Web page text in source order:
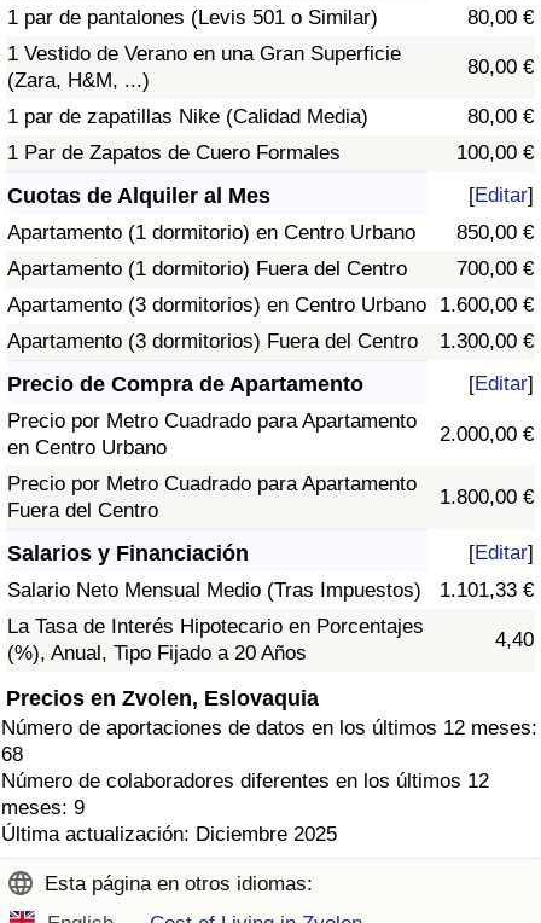
1 par de pantalones (Levis 501 o Similar)
80,00 €
1 Vestido de Verano en una Gran Superficie
(Zara, H&M, ...)
80,00 €
1 par de zapatillas Nike (Calidad Media)
80,00 €
1 Par de Zapatos de Cuero Formales
100,00 €
Cuotas de Alquiler al Mes [Editar]
Apartamento (1 dormitorio) en Centro Urbano
850,00 €
Apartamento (1 dormitorio) Fuera del Centro
700,00 €
Apartamento (3 dormitorios) en Centro Urbano
1.600,00 €
Apartamento (3 dormitorios) Fuera del Centro
1.300,00 €
Precio de Compra de Apartamento [Editar]
Precio por Metro Cuadrado para Apartamento
en Centro Urbano
2.000,00 €
Precio por Metro Cuadrado para Apartamento
Fuera del Centro
1.800,00 €
Salarios y Financiación [Editar]
Salario Neto Mensual Medio (Tras Impuestos)
1.101,33 €
La Tasa de Interés Hipotecario en Porcentajes
(%), Anual, Tipo Fijado a 20 Años
4,40
Precios en Zvolen, Eslovaquia
Número de aportaciones de datos en los últimos 12 meses:
68
Número de colaboradores diferentes en los últimos 12
meses: 9
Última actualización: Diciembre 2025
Esta página en otros idiomas: